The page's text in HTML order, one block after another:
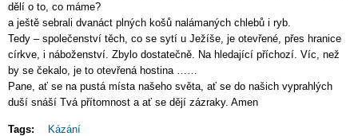
dělí o to, co máme?
a ještě sebrali dvanáct plných košů nalámaných chlebů i ryb.
Tedy – společenství těch, co se sytí u Ježíše, je otevřené, přes hranice
církve, i náboženství. Zbylo dostatečně. Na hledající příchozí. Víc, než
by se čekalo, je to otevřená hostina ……
Pane, ať se na pustá místa našeho světa, ať se do našich vyprahlých
duší snáší Tvá přítomnost a ať se dějí zázraky. Amen
Tags: Kázání